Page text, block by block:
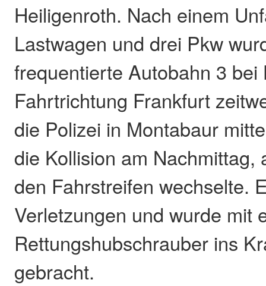
Heiligenroth. Nach einem
Lastwagen und drei Pkw
frequentierte Autobahn 3 bei
Fahrtrichtung Frankfurt
die Polizei in Montabaur
die Kollision am Nachmittag,
den Fahrstreifen wechselte.
Verletzungen und wurde mit
Rettungshubschrauber ins
gebracht.